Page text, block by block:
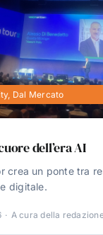
, Dal Mercato
dell’era AI
crea un ponte tra
digitale.
· A cura della